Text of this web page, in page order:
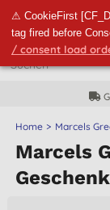
⚠ CookieFirst
tag fired before
/ consent load
Home Marcels
Marcels